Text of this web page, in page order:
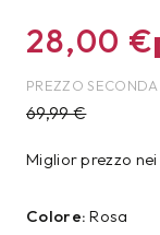
28,00 €
PREZZO
69,99€
Miglior prezzo
Colore: Rosa